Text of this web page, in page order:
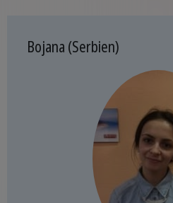
Bojana (Serbien)